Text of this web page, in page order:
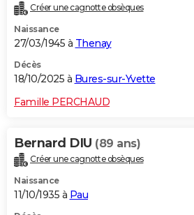
Créer une cagnotte obsèques
Naissance
27/03/1945 à Thenay
Décès
18/10/2025 à Bures-sur-Yvette
Famille PERCHAUD
Bernard DIU (89 ans)
Créer une cagnotte obsèques
Naissance
11/10/1935 à Pau